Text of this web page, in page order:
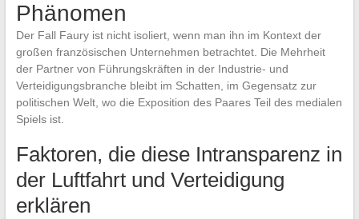
Phänomen
Der Fall Faury ist nicht isoliert, wenn man ihn im Kontext der
großen französischen Unternehmen betrachtet. Die Mehrheit
der Partner von Führungskräften in der Industrie- und
Verteidigungsbranche bleibt im Schatten, im Gegensatz zur
politischen Welt, wo die Exposition des Paares Teil des medialen
Spiels ist.
Faktoren, die diese Intransparenz in
der Luftfahrt und Verteidigung
erklären